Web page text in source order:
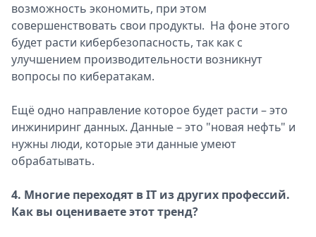
возможность экономить, при этом
совершенствовать свои продукты. На фоне этого
будет расти кибербезопасность, так как с
улучшением производительности возникнут
вопросы по кибератакам.
Ещё одно направление которое будет расти – это
инжиниринг данных. Данные – это "новая нефть" и
нужны люди, которые эти данные умеют
обрабатывать.
4. Многие переходят в IT из других профессий.
Как вы оцениваете этот тренд?